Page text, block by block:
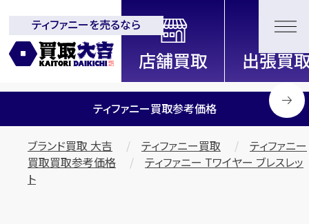
全国2200店舗以上展開中！
信頼と実績の買取専門店「買取大
吉」
ティファニーを売るなら
ティファニー買取参考価格
ブランド買取 大吉 ティファニー買取
ティファニー
買取買取参考価格
ティファニー Tワイヤー ブレスレッ
ト